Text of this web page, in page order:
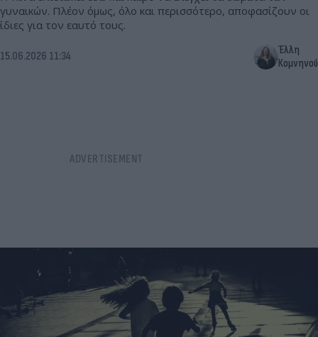
γυναικών. Πλέον όμως, όλο και περισσότερο, αποφασίζουν οι
ίδιες για τον εαυτό τους.
15.06.2026 11:34
Έλλη
Κομνηνού